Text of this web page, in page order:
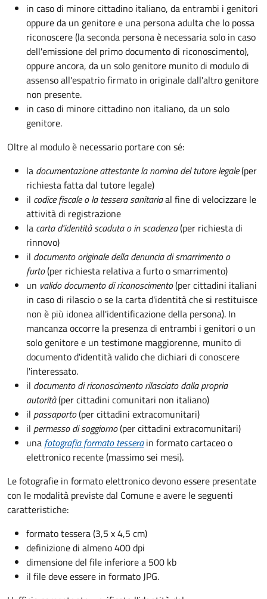
in caso di minore cittadino italiano, da entrambi i genitori
oppure da un genitore e una persona adulta che lo possa
riconoscere (la seconda persona è necessaria solo in caso
dell'emissione del primo documento di riconoscimento),
oppure ancora, da un solo genitore munito di modulo di
assenso all'espatrio firmato in originale dall'altro genitore
non presente.
in caso di minore cittadino non italiano, da un solo
genitore.
Oltre al modulo è necessario portare con sé:
la documentazioneattestante la nomina del tutore legale(per
richiesta fatta dal tutore legale)
il codice fiscale o la tessera sanitariaal fine di velocizzare le
attività di registrazione
la carta d'identità scaduta o in scadenza(per richiesta di
rinnovo)
il documento originale della denuncia di smarrimento o
furto(per richiesta relativa a furto o smarrimento)
un valido documento di riconoscimento(per cittadini italiani
in caso di rilascio o se la carta d'identità che si restituisce
non è più idonea all'identificazione della persona). In
mancanza occorre la presenza di entrambi i genitori o un
solo genitore e un testimone maggiorenne, munito di
documento d'identità valido che dichiari di conoscere
l'interessato.
il documento di riconoscimento rilasciato dalla propria
autorità(per cittadini comunitari non italiano)
il passaporto(per cittadini extracomunitari)
il permesso di soggiorno(per cittadini extracomunitari)
una fotografia formato tessera in formato cartaceo o
elettronico recente (massimo sei mesi).
Le fotografie in formato elettronico devono essere presentate
con le modalità previste dal Comune e avere le seguenti
caratteristiche:
formato tessera (3,5 x 4,5 cm)
definizione di almeno 400 dpi
dimensione del file inferiore a 500 kb
il file deve essere in formato JPG.